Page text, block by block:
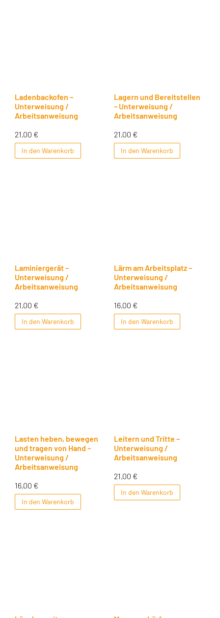
Ladenbackofen –
Unterweisung /
Arbeitsanweisung
21,00 €
In den Warenkorb
Lagern und Bereitstellen
– Unterweisung /
Arbeitsanweisung
21,00 €
In den Warenkorb
Laminiergerät –
Unterweisung /
Arbeitsanweisung
21,00 €
In den Warenkorb
Lärm am Arbeitsplatz –
Unterweisung /
Arbeitsanweisung
16,00 €
In den Warenkorb
Lasten heben, bewegen
und tragen von Hand –
Unterweisung /
Arbeitsanweisung
16,00 €
In den Warenkorb
Leitern und Tritte –
Unterweisung /
Arbeitsanweisung
21,00 €
In den Warenkorb